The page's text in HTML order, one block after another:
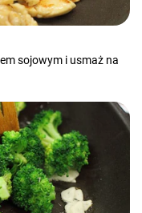
sojowym i usmaż na